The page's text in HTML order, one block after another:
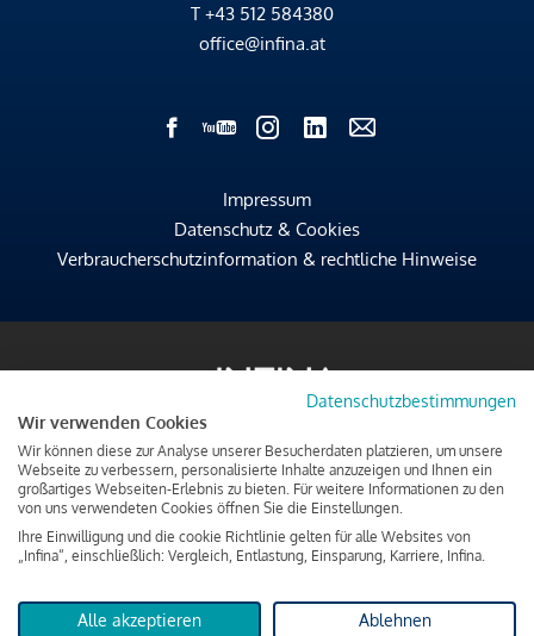
T +43 512 584380
office@infina.at
Impressum
Datenschutz & Cookies
Verbraucherschutzinformation & rechtliche Hinweise
Datenschutzbestimmungen
Wir verwenden Cookies
Wir können diese zur Analyse unserer Besucherdaten platzieren, um unsere
Webseite zu verbessern, personalisierte Inhalte anzuzeigen und Ihnen ein
großartiges Webseiten-Erlebnis zu bieten. Für weitere Informationen zu den
von uns verwendeten Cookies öffnen Sie die Einstellungen.
Ihre Einwilligung und die cookie Richtlinie gelten für alle Websites von
„Infina“, einschließlich: Vergleich, Entlastung, Einsparung, Karriere, Infina.
Alle akzeptieren Ablehnen